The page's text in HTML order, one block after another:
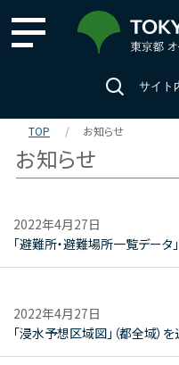
サイト
TOP お知らせ
お知らせ
2022年4月27日
「避難所・避難場所一覧データ
2022年4月27日
「浸水予想区域図」（都全域）